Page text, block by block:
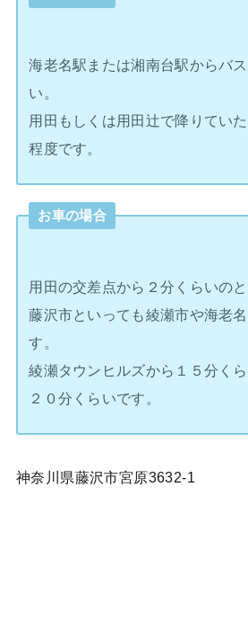
海老名駅または湘南台駅からバ
い。
用田もしくは用田辻で降りてい
程度です。
お車の場合
用田の交差点から２分くらいの
藤沢市といっても綾瀬市や海老
す。
綾瀬タウンヒルズから１５分く
２０分くらいです。
神奈川県藤沢市宮原3632-1